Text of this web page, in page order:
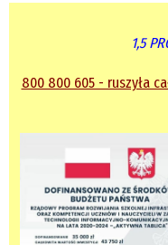
1,5
800 800 605 - ruszyła